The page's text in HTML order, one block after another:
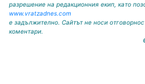
разрешение на редакционния екип, като
www.vratzadnes.com
е задължително. Сайтът не носи
коментари.